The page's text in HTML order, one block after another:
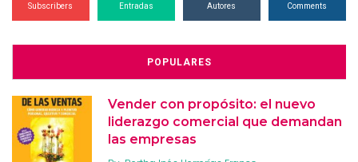
Subscribers Entradas Autores Comments
POPULARES
Vender con propósito: el nuevo
liderazgo comercial que demandan
las empresas